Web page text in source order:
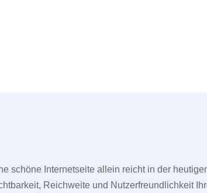
schöne Internetseite allein reicht in der
Reichweite und Nutzerfreundlichkeit